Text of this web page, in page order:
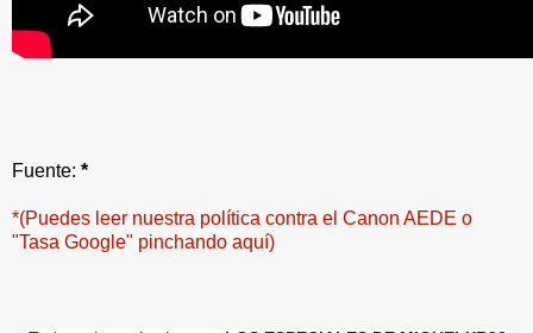
Fuente: *
*(Puedes leer nuestra política contra el Canon AEDE o
"Tasa Google" pinchando aquí)